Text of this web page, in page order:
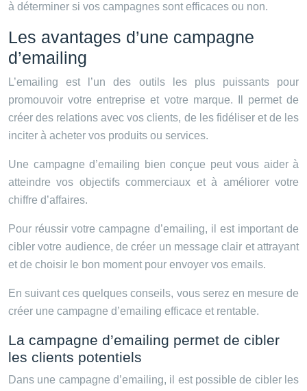
à déterminer si vos campagnes sont efficaces ou non.
Les avantages d’une campagne
d’emailing
L’emailing est l’un des outils les plus puissants pour
promouvoir votre entreprise et votre marque. Il permet de
créer des relations avec vos clients, de les fidéliser et de les
inciter à acheter vos produits ou services.
Une campagne d’emailing bien conçue peut vous aider à
atteindre vos objectifs commerciaux et à améliorer votre
chiffre d’affaires.
Pour réussir votre campagne d’emailing, il est important de
cibler votre audience, de créer un message clair et attrayant
et de choisir le bon moment pour envoyer vos emails.
En suivant ces quelques conseils, vous serez en mesure de
créer une campagne d’emailing efficace et rentable.
La campagne d’emailing permet de cibler
les clients potentiels
Dans une campagne d’emailing, il est possible de cibler les